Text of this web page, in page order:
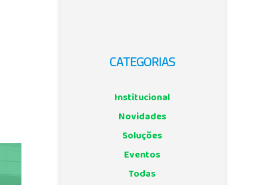
CATEGORIAS
Institucional
Novidades
Soluções
Eventos
Todas